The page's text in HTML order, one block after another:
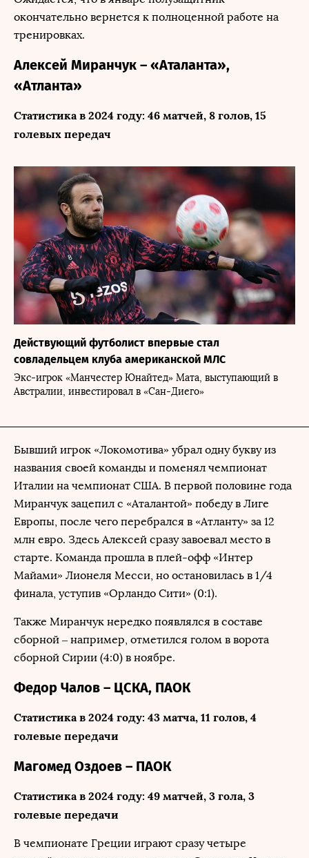
окончательно вернется к полноценной работе на
тренировках.
Алексей Миранчук – «Аталанта»,
«Атланта»
Статистика в 2024 году: 46 матчей, 8 голов, 15
голевых передач
Действующий футболист впервые стал
совладельцем клуба американской МЛС
Экс-игрок «Манчестер Юнайтед» Мата, выступающий в
Австралии, инвестировал в «Сан-Диего»
Бывший игрок «Локомотива» убрал одну букву из
названия своей команды и поменял чемпионат
Италии на чемпионат США. В первой половине года
Миранчук зацепил с «Аталантой» победу в Лиге
Европы, после чего перебрался в «Атланту» за 12
млн евро. Здесь Алексей сразу завоевал место в
старте. Команда прошла в плей-офф «Интер
Майами» Лионеля Месси, но остановилась в 1/4
финала, уступив «Орландо Сити» (0:1).
Также Миранчук нередко появлялся в составе
сборной – например, отметился голом в ворота
сборной Сирии (4:0) в ноябре.
Федор Чалов – ЦСКА, ПАОК
Статистика в 2024 году: 43 матча, 11 голов, 4
голевые передачи
Магомед Оздоев – ПАОК
Статистика в 2024 году: 49 матчей, 3 гола, 3
голевые передачи
В чемпионате Греции играют сразу четыре